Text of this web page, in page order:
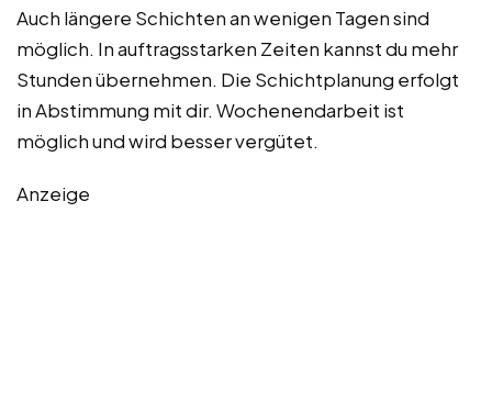
Auch längere Schichten an wenigen Tagen sind
möglich. In auftragsstarken Zeiten kannst du mehr
Stunden übernehmen. Die Schichtplanung erfolgt
in Abstimmung mit dir. Wochenendarbeit ist
möglich und wird besser vergütet.
Anzeige